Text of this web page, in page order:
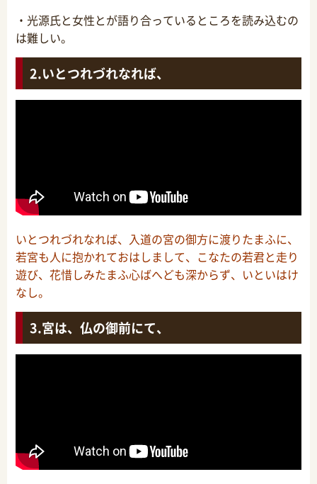
・光源氏と女性とが語り合っているところを読み込むの
は難しい。
いとつれづれなれば、
いとつれづれなれば、入道の宮の御方に渡りたまふに、
若宮も人に抱かれておはしまして、こなたの若君と走り
遊び、花惜しみたまふ心ばへども深からず、いといはけ
なし。
宮は、仏の御前にて、